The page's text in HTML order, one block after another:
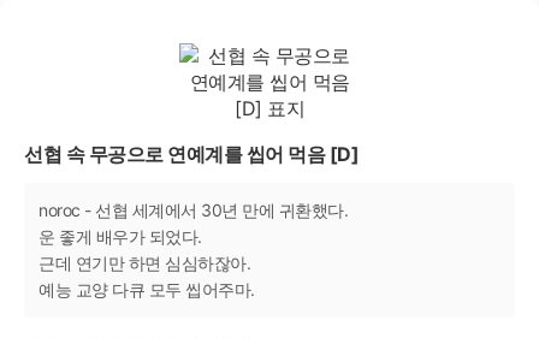
선협 속 무공으로 연예계를 씹어 먹음 [D]
noroc - 선협 세계에서 30년 만에 귀환했다.
운 좋게 배우가 되었다.
근데 연기만 하면 심심하잖아.
예능 교양 다큐 모두 씹어주마.